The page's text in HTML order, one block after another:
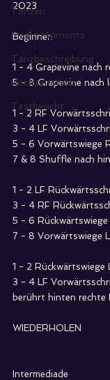
Tanzen
Magic Moments
Tanzbeschreibung
Hochzeitstanz
Testbericht
2023
Beginner:
1 - 4 Grapevine nach
5 - 8 Grapevine nach
1 - 2 RF
3 - 4 LF
5 - 6 Vorwärtswiege
7 & 8 Shuffle nach
1 - 2 LF
3 - 4 RF
5 - 6 Rückwärtswiege
7 - 8 Vorwärtswiege
1 - 2 Rückwärtswiege
3 - 4 LF
berührt hinten rechte
WIEDERHOLEN
Intermediade